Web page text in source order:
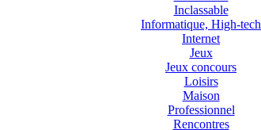
Inclassable
Informatique, High-tech
Internet
Jeux
Jeux concours
Loisirs
Maison
Professionnel
Rencontres